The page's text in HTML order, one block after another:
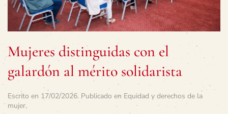
Mujeres distinguidas con el
galardón al mérito solidarista
Escrito en 17/02/2026. Publicado en Equidad y derechos de la
mujer.